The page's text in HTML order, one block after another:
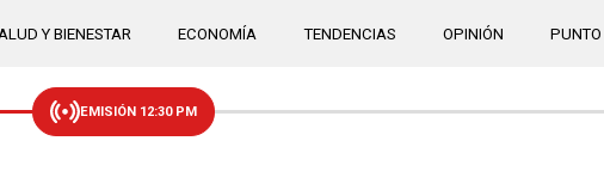
Y BIENESTAR ECONOMÍA TENDENCIAS OPINIÓN PUNTO
EMISIÓN 12:30 PM